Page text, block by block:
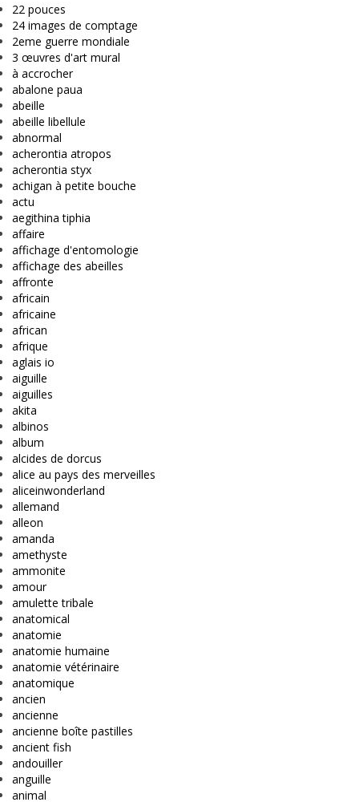
22 pouces
24 images de comptage
2eme guerre mondiale
3 œuvres d'art mural
à accrocher
abalone paua
abeille
abeille libellule
abnormal
acherontia atropos
acherontia styx
achigan à petite bouche
actu
aegithina tiphia
affaire
affichage d'entomologie
affichage des abeilles
affronte
africain
africaine
african
afrique
aglais io
aiguille
aiguilles
akita
albinos
album
alcides de dorcus
alice au pays des merveilles
aliceinwonderland
allemand
alleon
amanda
amethyste
ammonite
amour
amulette tribale
anatomical
anatomie
anatomie humaine
anatomie vétérinaire
anatomique
ancien
ancienne
ancienne boîte pastilles
ancient fish
andouiller
anguille
animal